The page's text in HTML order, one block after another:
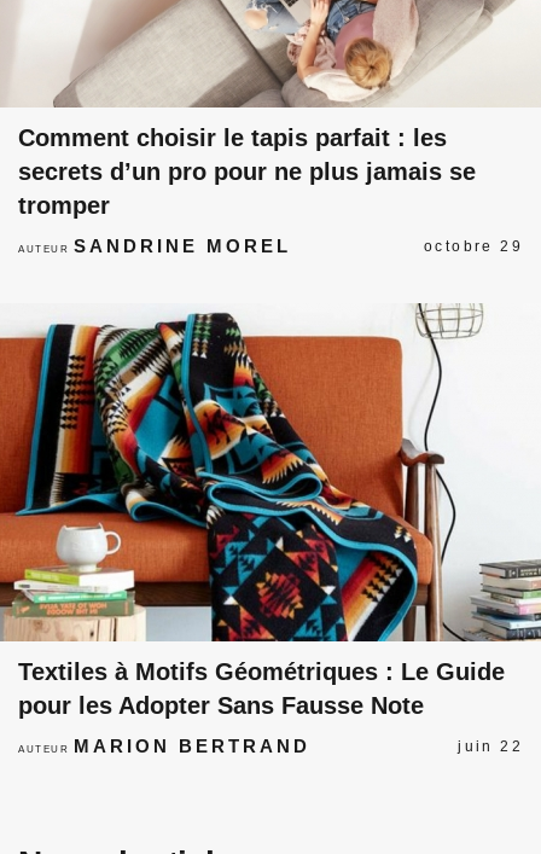
Comment choisir le tapis parfait : les
secrets d’un pro pour ne plus jamais se
tromper
AUTEURSANDRINE MOREL octobre 29
Textiles à Motifs Géométriques : Le Guide
pour les Adopter Sans Fausse Note
AUTEUR MARION BERTRAND juin 22